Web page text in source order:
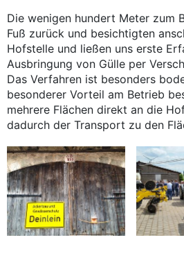
Die wenigen hundert Meter zum
Fuß zurück und besichtigten
Hofstelle und ließen uns erste
Ausbringung von Gülle per
Das Verfahren ist besonders
besonderer Vorteil am Betrieb
mehrere Flächen direkt an die
dadurch der Transport zu den